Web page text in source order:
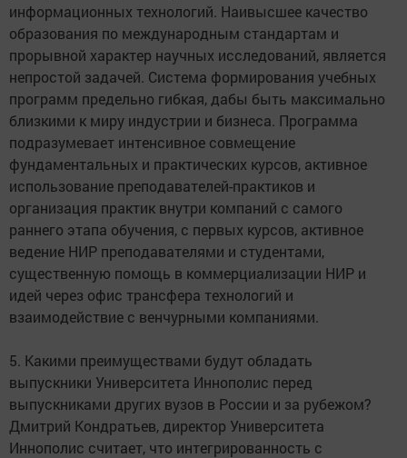
информационных технологий. Наивысшее качество
образования по международным стандартам и
прорывной характер научных исследований, является
непростой задачей. Система формирования учебных
программ предельно гибкая, дабы быть максимально
близкими к миру индустрии и бизнеса. Программа
подразумевает интенсивное совмещение
фундаментальных и практических курсов, активное
использование преподавателей-практиков и
организация практик внутри компаний с самого
раннего этапа обучения, с первых курсов, активное
ведение НИР преподавателями и студентами,
существенную помощь в коммерциализации НИР и
идей через офис трансфера технологий и
взаимодействие с венчурными компаниями.
5. Какими преимуществами будут обладать
выпускники Университета Иннополис перед
выпускниками других вузов в России и за рубежом?
Дмитрий Кондратьев, директор Университета
Иннополис считает, что интегрированность с